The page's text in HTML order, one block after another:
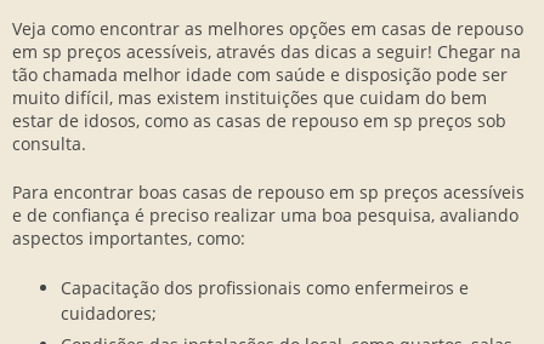
Veja como encontrar as melhores opções em casas de repouso
em sp preços acessíveis, através das dicas a seguir! Chegar na
tão chamada melhor idade com saúde e disposição pode ser
muito difícil, mas existem instituições que cuidam do bem
estar de idosos, como as casas de repouso em sp preços sob
consulta.
Para encontrar boas casas de repouso em sp preços acessíveis
e de confiança é preciso realizar uma boa pesquisa, avaliando
aspectos importantes, como:
Capacitação dos profissionais como enfermeiros e
cuidadores;